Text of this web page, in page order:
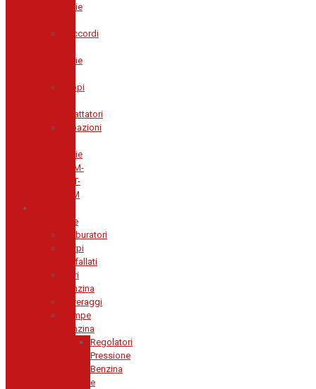
Serie
Raccordi
Serie
Tappi
Adattatori
Tubazioni
Serie
TGM-
TGT-
TTM
Carburante
Carburatori
Corpi
Farfallati
Filtri
Benzina
Leveraggi
Pompe
Benzina
Regolatori
Pressione
Benzina
e